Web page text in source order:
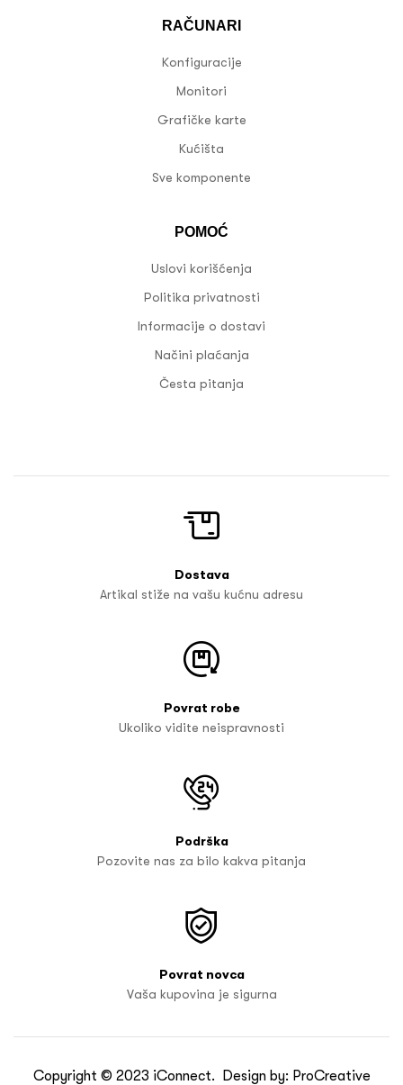
RAČUNARI
Konfiguracije
Monitori
Grafičke karte
Kućišta
Sve komponente
POMOĆ
Uslovi korišćenja
Politika privatnosti
Informacije o dostavi
Načini plaćanja
Česta pitanja
Dostava
Artikal stiže na vašu kućnu adresu
Povrat robe
Ukoliko vidite neispravnosti
Podrška
Pozovite nas za bilo kakva pitanja
Povrat novca
Vaša kupovina je sigurna
Copyright © 2023 iConnect. Design by: ProCreative